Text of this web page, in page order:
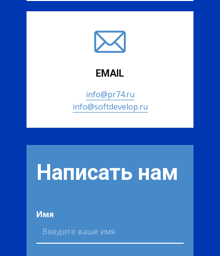
EMAIL
info@pr74.ru
info@softdevelop.ru
Написать нам
Имя